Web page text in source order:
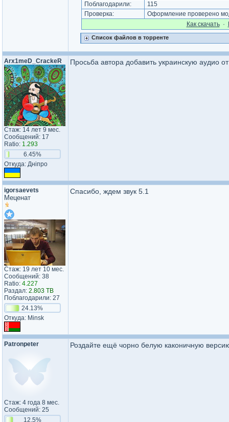
Поблагодарили:
115
Проверка:
Оформление проверено
Как cкачать·
Список файлов в торренте
Arx1meD_CrackeR
Стаж: 14 лет 9 мес.
Сообщений: 17
Ratio: 1.293
6.45%
Откуда: Дніпро
Просьба автора добавить украинскую аудио
igorsaevets
Меценат
Стаж: 19 лет 10 мес.
Сообщений: 38
Ratio: 4.227
Раздал: 2.803 TB
Поблагодарили: 27
24.13%
Откуда: Minsk
Спасибо, ждем звук 5.1
Patronpeter
Стаж: 4 года 8 мес.
Сообщений: 25
12.5%
Роздайте ещё чорно белую каконичную